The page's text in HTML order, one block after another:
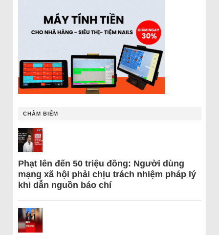
CHÂM BIẾM
Phạt lên đến 50 triệu đồng: Người dùng
mạng xã hội phải chịu trách nhiệm pháp lý
khi dẫn nguồn báo chí